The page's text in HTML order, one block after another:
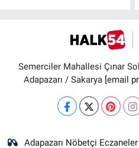
Semerciler Mahallesi Çınar
Adapazarı / Sakarya [email
Adapazarı Nöbetçi Eczaneler